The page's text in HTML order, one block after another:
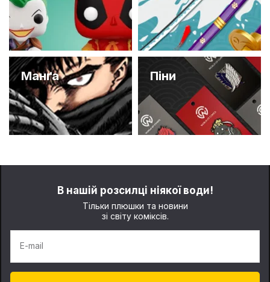
Манґа Піни
В нашій розсилці ніякої води!
Тільки плюшки та новини
зі світу коміксів.
E-mail